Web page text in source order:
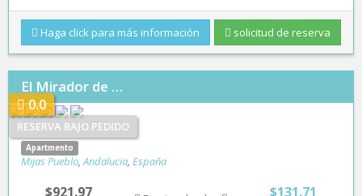
solicitud de reserva
Haga click para más información
El Mirador de …
RESERVA BAJO PEDIDO
0.0
Apartmento
Mijas Pueblo,Andalucia, España
$921.97 $131.71